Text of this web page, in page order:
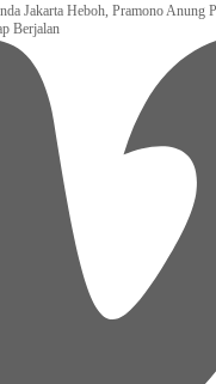
Jakarta Heboh, Pramono Anung
Berjalan